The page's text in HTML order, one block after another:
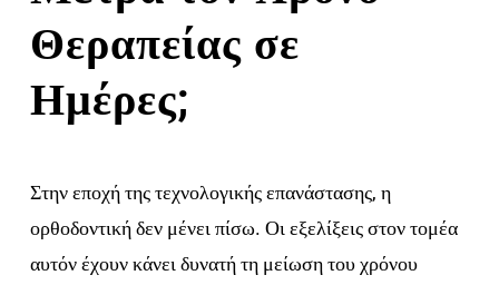
Θεραπείας σε
Ημέρες;
Στην εποχή της τεχνολογικής επανάστασης, η
ορθοδοντική δεν μένει πίσω. Οι εξελίξεις στον τομέα
αυτόν έχουν κάνει δυνατή τη μείωση του χρόνου